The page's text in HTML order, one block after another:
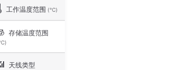
工作温度范围 (℃)
存储温度范围
天线类型